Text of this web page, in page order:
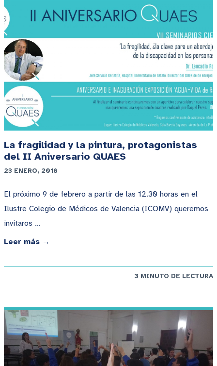
La fragilidad y la pintura, protagonistas
del II Aniversario QUAES
23 ENERO, 2018
El próximo 9 de febrero a partir de las 12.30 horas en el
Ilustre Colegio de Médicos de Valencia (ICOMV) queremos
invitaros …
Leer más →
3 MINUTO DE LECTURA